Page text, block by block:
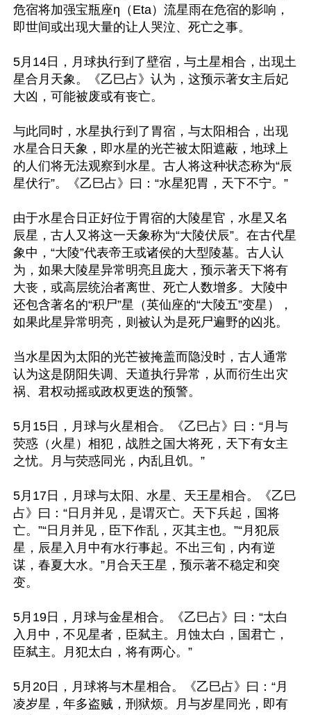
危宿将加强宝瓶座η（Eta）流星雨在危宿的影响，
即世间或出现大量的让人哭泣、死亡之事。
5月14日，月球执行到了壁宿，与土星相合，出现土
星合月天象。《乙巳占》认为，这预示著女主后妃
大凶，可能被废或有丧亡。
与此同时，水星执行到了胃宿，与太阳相合，出现
水星合日天象，即水星的光芒被太阳遮蔽，地球上
的人们将无法观察到水星。古人将这种状态称为“辰
星伏行”。《乙巳占》曰：“水星犯胃，天下不宁。”
由于水星合日正好位于胃宿的大陵星官，水星又名
辰星，古人又将这一天象称为“大陵伏辰”。在古代星
象中，“大陵”代表帝王或诸侯的大型陵墓。古人认
为，如果大陵星异常明亮且庞大，预示著天下将有
大丧，或高层统治者离世、死亡人数增多。大陵中
还包含著名的“积尸”星（英仙座的“大陵五”变星），
如果此星异常明亮，则被认为是死尸遍野的凶兆。
当水星因为太阳的光芒被掩盖而隐没时，古人通常
认为这是阴阳失调、天道执行异常，从而衍生出灾
祸、君权动摇或政权更迭的预警。
5月15日，月球与火星相合。《乙巳占》曰：“月与
荧惑（火星）相犯，战胜之国大将死，天下有女主
之忧。月与荧惑同光，内乱且饥。”
5月17日，月球与太阳、水星、天王星相合。《乙巳
占》曰：“日月并见，是谓灭亡。天下兵起，国将
亡。”“日月并见，臣下作乱，灭其主也。”“月犯辰
星，辰星入月中有水行事起。不出三旬，内有逆
谋，春夏大水。”月合天王星，预示著不稳定和突
变。
5月19日，月球与金星相合。《乙巳占》曰：“太白
入月中，不见星者，臣弑主。月蚀太白，国君亡，
臣弑主。月犯太白，将有两心。”
5月20日，月球将与木星相合。《乙巳占》曰：“月
凌岁星，年多盗贼，刑狱烦。月与岁星同光，即有